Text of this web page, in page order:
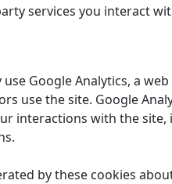
services you interact
Google Analytics, a
use the site. Google
interactions with the site,
by these cookies